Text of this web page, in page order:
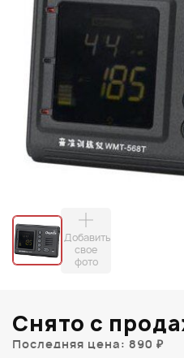
Добавить
свое
фото
Снято с
Последняя цена: 890 ₽